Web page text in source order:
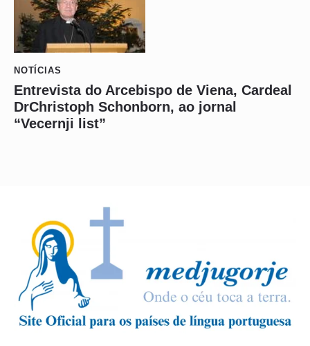
NOTÍCIAS
Entrevista do Arcebispo de Viena, Cardeal
DrChristoph Schonborn, ao jornal
“Vecernji list”